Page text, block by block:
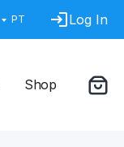
PT Log In
Shop